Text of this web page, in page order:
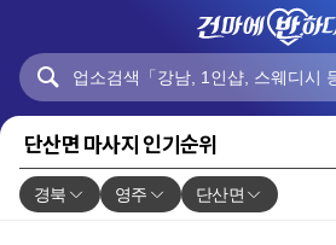
단산면 마사지 인기순위
경북 영주 단산면